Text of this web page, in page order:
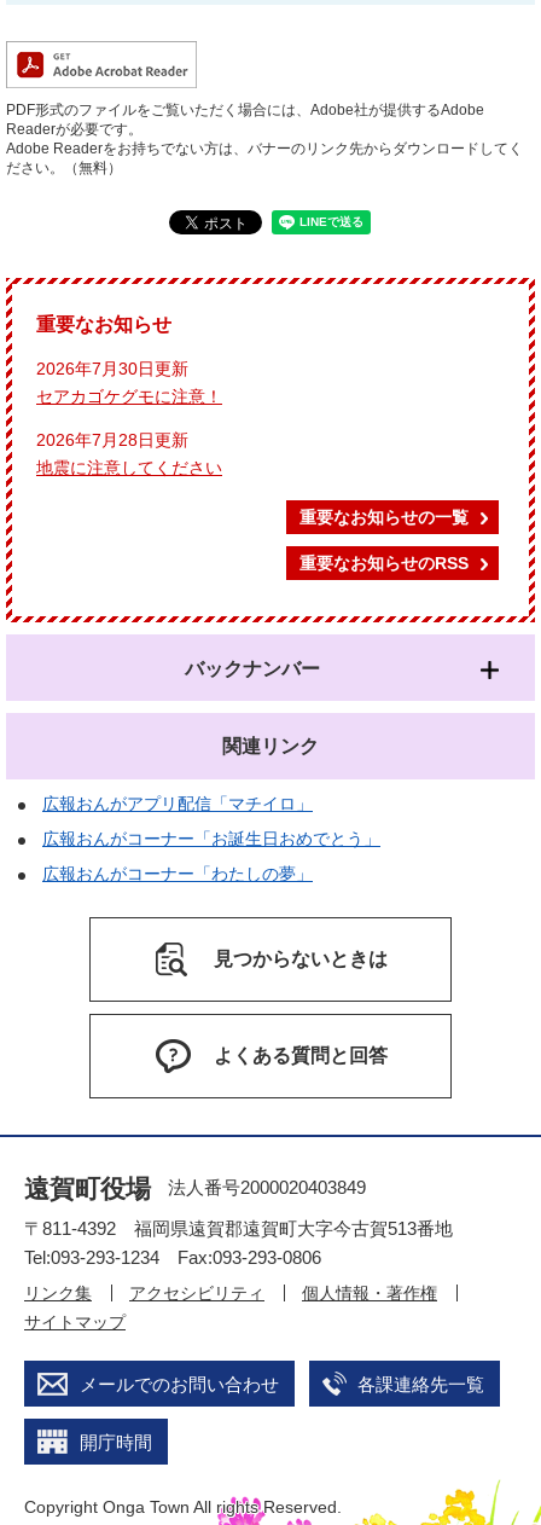
PDF形式のファイルをご覧いただく場合には、Adobe社が提供するAdobe
Readerが必要です。
Adobe Readerをお持ちでない方は、バナーのリンク先からダウンロードしてく
ださい。（無料）
重要なお知らせ
2026年7月30日更新
セアカゴケグモに注意！
2026年7月28日更新
地震に注意してください
重要なお知らせの一覧
重要なお知らせのRSS
バックナンバー
関連リンク
広報おんがアプリ配信「マチイロ」
広報おんがコーナー「お誕生日おめでとう」
広報おんがコーナー「わたしの夢」
見つからないときは
よくある質問と回答
遠賀町役場
法人番号2000020403849
〒811-4392 福岡県遠賀郡遠賀町大字今古賀513番地
Tel:093-293-1234 Fax:093-293-0806
リンク集 アクセシビリティ
個人情報・著作権
サイトマップ
メールでのお問い合わせ 各課連絡先一覧
開庁時間
Copyright Onga Town All rights Reserved.